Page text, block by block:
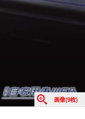
画像(9枚)